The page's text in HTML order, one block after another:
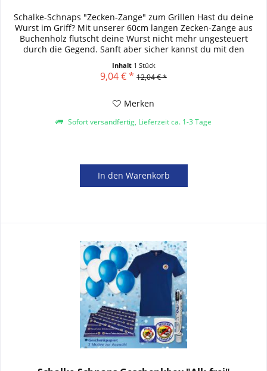
Schalke-Schnaps "Zecken-Zange" zum Grillen Hast du deine
Wurst im Griff? Mit unserer 60cm langen Zecken-Zange aus
Buchenholz flutscht deine Wurst nicht mehr ungesteuert
durch die Gegend. Sanft aber sicher kannst du mit den
Inhalt 1 Stück
9,04 € * 12,04 € *
Merken
Sofort versandfertig, Lieferzeit ca. 1-3 Tage
In den Warenkorb